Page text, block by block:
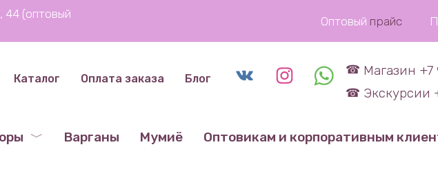
44 (оптовый
Оптовый прайс
Каталог Оплата заказа Блог
Магазин +7
Экскурсии
Варганы Мумиё Оптовикам и корпоративным